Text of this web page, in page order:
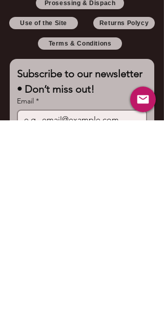
Prosessing & Dispach
Use of the Site Returns Polycy
Terms & Conditions
Subscribe to our newsletter
• Don’t miss out!
Email *